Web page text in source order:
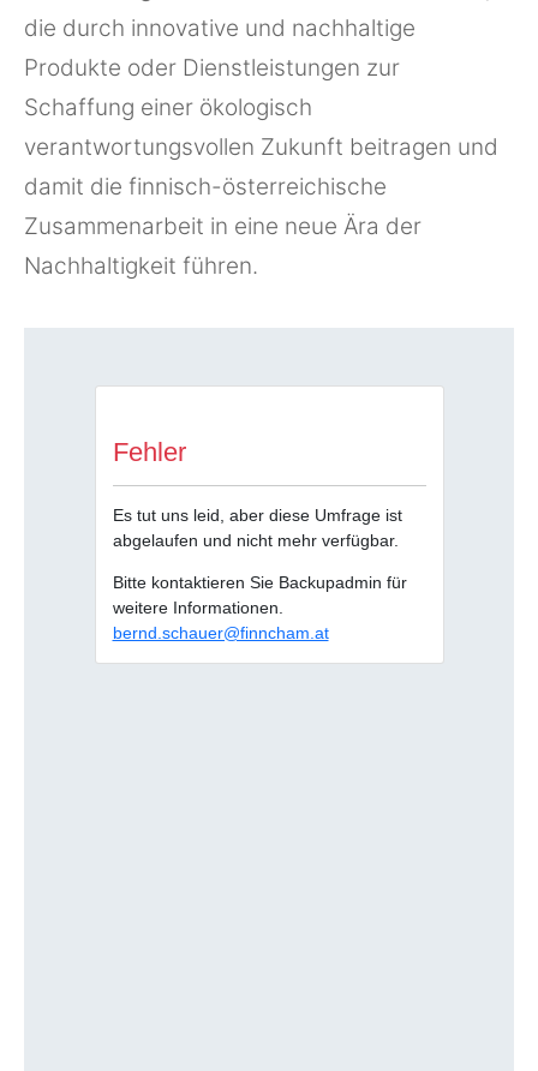
die durch innovative und nachhaltige
Produkte oder Dienstleistungen zur
Schaffung einer ökologisch
verantwortungsvollen Zukunft beitragen und
damit die finnisch-österreichische
Zusammenarbeit in eine neue Ära der
Nachhaltigkeit führen.